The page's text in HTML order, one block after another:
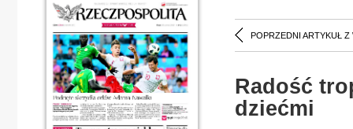
POPRZEDNI ARTYKUŁ Z
Radość
dziećmi